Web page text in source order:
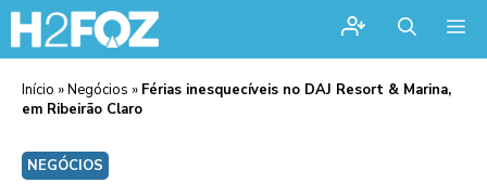
Início »Negócios » Férias inesquecíveis no DAJ Resort & Marina,
em Ribeirão Claro
NEGÓCIOS